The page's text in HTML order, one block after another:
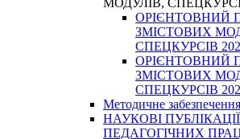
МОДУЛІВ,
ОРІЄНТОВНИЙ
ЗМІСТОВИХ
СПЕЦКУРСІВ
ОРІЄНТОВНИЙ
ЗМІСТОВИХ
СПЕЦКУРСІВ
Методичне
НАУКОВІ
ПЕДАГОГІЧНИХ